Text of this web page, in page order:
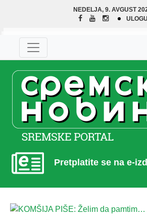
NEDELJA, 9. AVGUST
Pretplatite se na e-